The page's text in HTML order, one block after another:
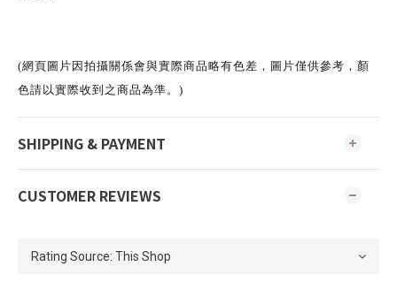
(網頁圖片因拍攝關係會與實際商品略有色差，圖片僅供參考，顏
色請以實際收到之商品為準。)
SHIPPING & PAYMENT
CUSTOMER REVIEWS